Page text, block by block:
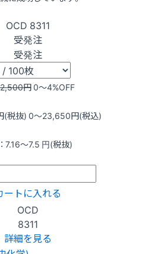
OCD 8311
受発注
受発注
円0〜4%OFF
(税抜)0〜23,650円(税込)
7.16〜7.5 円(税抜)
ートに入れる
OCD
8311
詳細を見る